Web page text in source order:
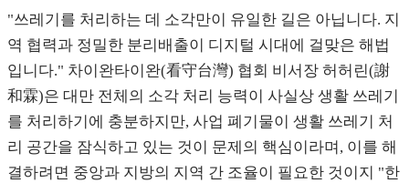
"쓰레기를 처리하는 데 소각만이 유일한 길은 아닙니다. 지
역 협력과 정밀한 분리배출이 디지털 시대에 걸맞은 해법
입니다." 차이완타이완(看守台灣) 협회 비서장 허허린(謝
和霖)은 대만 전체의 소각 처리 능력이 사실상 생활 쓰레기
를 처리하기에 충분하지만, 사업 폐기물이 생활 쓰레기 처
리 공간을 잠식하고 있는 것이 문제의 핵심이라며, 이를 해
결하려면 중앙과 지방의 지역 간 조율이 필요한 것이지 "한